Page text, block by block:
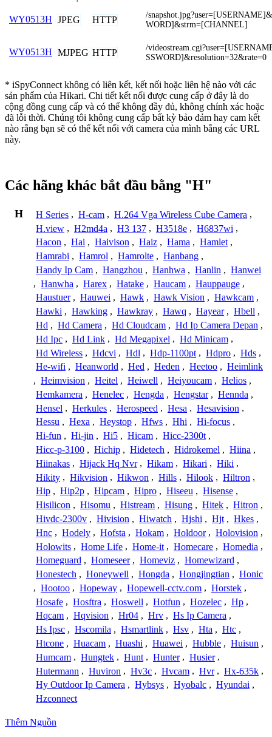
WY0513H JPEG HTTP
/
WORD]&strm=[CHANNEL]
WY0513H MJPEG HTTP
/
SSWORD]&resolution=32&rate=0
* iSpyConnect không có liên kết, kết nối hoặc liên hệ nào với các
sản phẩm của Hikari. Chi tiết kết nối được cung cấp ở đây là do
cộng đồng cung cấp và có thể không đầy đủ, không chính xác hoặc
đã lỗi thời. Chúng tôi không cung cấp bất kỳ bảo đảm hay cam kết
nào rằng bạn sẽ có thể kết nối với camera của mình bằng các URL
này.
Các hãng khác bắt đầu bằng "H"
H H Series , H-cam , H.264 Vga Wireless Cube Camera ,
H.view , H2md4a , H3 137 , H3518e , H6837wi ,
Hacon , Hai , Haivison , Haiz , Hama , Hamlet ,
Hamrabi , Hamrol , Hamrolte , Hanbang ,
Handy Ip Cam , Hangzhou , Hanhwa , Hanlin , Hanwei
, Hanwha , Harex , Hatake , Haucam , Hauppauge ,
Haustuer , Hauwei , Hawk , Hawk Vision , Hawkcam ,
Hawki , Hawking , Hawkray , Hawq , Hayear , Hbell ,
Hd , Hd Camera , Hd Cloudcam , Hd Ip Camera Depan ,
Hd Ipc , Hd Link , Hd Megapixel , Hd Minicam ,
Hd Wireless , Hdcvi , Hdl , Hdp-1100pt , Hdpro , Hds ,
He-wifi , Heanworld , Hed , Heden , Heetoo , Heimlink
, Heimvision , Heitel , Heiwell , Heiyoucam , Helios ,
Hemkamera , Henelec , Hengda , Hengstar , Hennda ,
Hensel , Herkules , Herospeed , Hesa , Hesavision ,
Hessu , Hexa , Heystop , Hfws , Hhi , Hi-focus ,
Hi-fun , Hi-jin , Hi5 , Hicam , Hicc-2300t ,
Hicc-p-3100 , Hichip , Hidetech , Hidrokemel , Hiina ,
Hiinakas , Hijack Hq Nvr , Hikam , Hikari , Hiki ,
Hikity , Hikvision , Hikwon , Hills , Hilook , Hiltron ,
Hip , Hip2p , Hipcam , Hipro , Hiseeu , Hisense ,
Hisilicon , Hisomu , Histream , Hisung , Hitek , Hitron ,
Hivdc-2300v , Hivision , Hiwatch , Hjshi , Hjt , Hkes ,
Hnc , Hodely , Hofsta , Hokam , Holdoor , Holovision ,
Holowits , Home Life , Home-it , Homecare , Homedia ,
Homeguard , Homeseer , Homeviz , Homewizard ,
Honestech , Honeywell , Hongda , Hongjingtian , Honic
, Hootoo , Hopeway , Hopewell-cctv.com , Horstek ,
Hosafe , Hosftra , Hoswell , Hotfun , Hozelec , Hp ,
Hqcam , Hqvision , Hr04 , Hrv , Hs Ip Camera ,
Hs Ipsc , Hscomila , Hsmartlink , Hsv , Hta , Htc ,
Htcone , Huacam , Huashi , Huawei , Hubble , Huisun ,
Humcam , Hungtek , Hunt , Hunter , Husier ,
Hutermann , Huviron , Hv3c , Hvcam , Hvr , Hx-635k ,
Hy Outdoor Ip Camera , Hybsys , Hyobalc , Hyundai ,
Hzconnect
Thêm Nguồn